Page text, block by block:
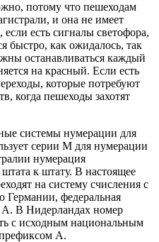
потому что пешеходам
и она не имеет
есть сигналы светофора,
быстро, как ожидалось, так
останавливаться каждый
на красный. Если есть
которые потребуют
когда пешеходы захотят
системы нумерации для
серии М для нумерации
нумерация
штата к штату. В настоящее
на систему счисления с
Германии, федеральная
A. В Нидерландах номер
с исходным национальным
A.